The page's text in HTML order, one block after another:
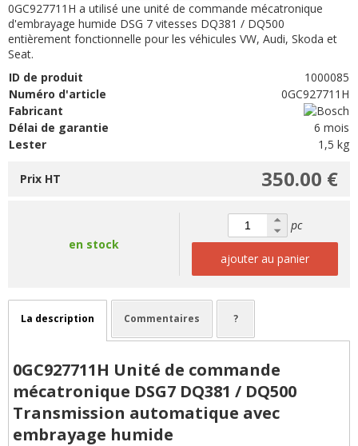
0GC927711H a utilisé une unité de commande mécatronique
d'embrayage humide DSG 7 vitesses DQ381 / DQ500
entièrement fonctionnelle pour les véhicules VW, Audi, Skoda et
Seat.
ID de produit
1000085
Numéro d'article
0GC927711H
Fabricant
Délai de garantie
6 mois
Lester
1,5 kg
350.00 €
Prix HT
en stock
pc
ajouter au panier
La description Commentaires ?
0GC927711H Unité de commande
mécatronique DSG7 DQ381 / DQ500
Transmission automatique avec
embrayage humide